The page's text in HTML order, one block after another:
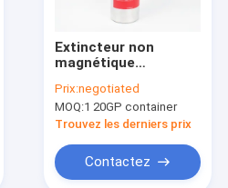
Extincteur non
magnétique
2L/3L/4L/6L/9L/12L/50L
A/B/C/D/E/F
Prix:negotiated
MOQ:1 20GP container
Trouvez les derniers prix
Contactez